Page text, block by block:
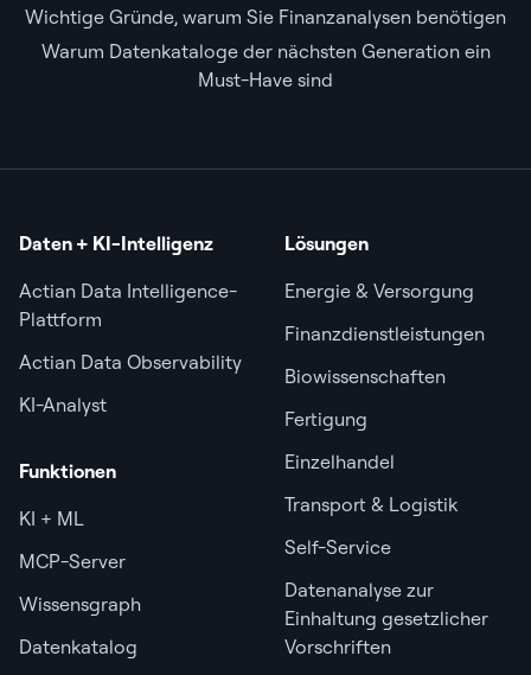
Wichtige Gründe, warum Sie Finanzanalysen benötigen
Warum Datenkataloge der nächsten Generation ein
Must-Have sind
Daten + KI-Intelligenz
Actian Data Intelligence-
Plattform
Actian Data Observability
KI-Analyst
Funktionen
KI + ML
MCP-Server
Wissensgraph
Datenkatalog
Lösungen
Energie & Versorgung
Finanzdienstleistungen
Biowissenschaften
Fertigung
Einzelhandel
Transport & Logistik
Self-Service
Datenanalyse zur
Einhaltung gesetzlicher
Vorschriften